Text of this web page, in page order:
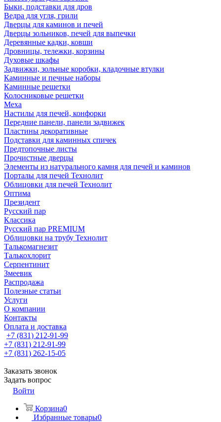
Быки, подставки для дров
Ведра для угля, грили
Дверцы для каминов и печей
Дверцы зольников, печей для выпечки
Деревянные кадки, ковши
Дровницы, тележки, корзины
Духовые шкафы
Задвижки, зольные коробки, кладочные втулки
Каминные и печные наборы
Каминные решетки
Колосниковые решетки
Меха
Настилы для печей, конфорки
Передние панели, панели задвижек
Пластины декоративные
Подставки для каминных спичек
Предтопочные листы
Прочистные дверцы
Элементы из натурального камня для печей и каминов
Порталы для печей Технолит
Облицовки для печей Технолит
Оптима
Президент
Русский пар
Классика
Русский пар PREMIUM
Облицовки на трубу Технолит
Талькомагнезит
Талькохлорит
Серпентинит
Змеевик
Распродажа
Полезные статьи
Услуги
О компании
Контакты
Оплата и доставка
+7 (831) 212-91-99
+7 (831) 212-91-99
+7 (831) 262-15-05
Заказать звонок
Задать вопрос
Войти
Корзина0
Избранные товары0